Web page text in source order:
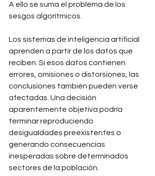
A ello se suma el problema de los
sesgos algorítmicos.
Los sistemas de inteligencia artificial
aprenden a partir de los datos que
reciben. Si esos datos contienen
errores, omisiones o distorsiones, las
conclusiones también pueden verse
afectadas. Una decisión
aparentemente objetiva podría
terminar reproduciendo
desigualdades preexistentes o
generando consecuencias
inesperadas sobre determinados
sectores de la población.